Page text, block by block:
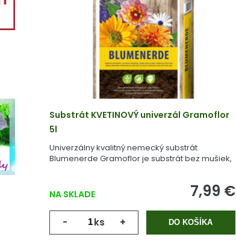
Substrát KVETINOVÝ univerzál Gramoflor
5l
Univerzálny kvalitný nemecký substrát
Blumenerde Gramoflor je substrát bez mušiek,
NA SKLADE 7,99 €
- ks + DO KOŠÍKA